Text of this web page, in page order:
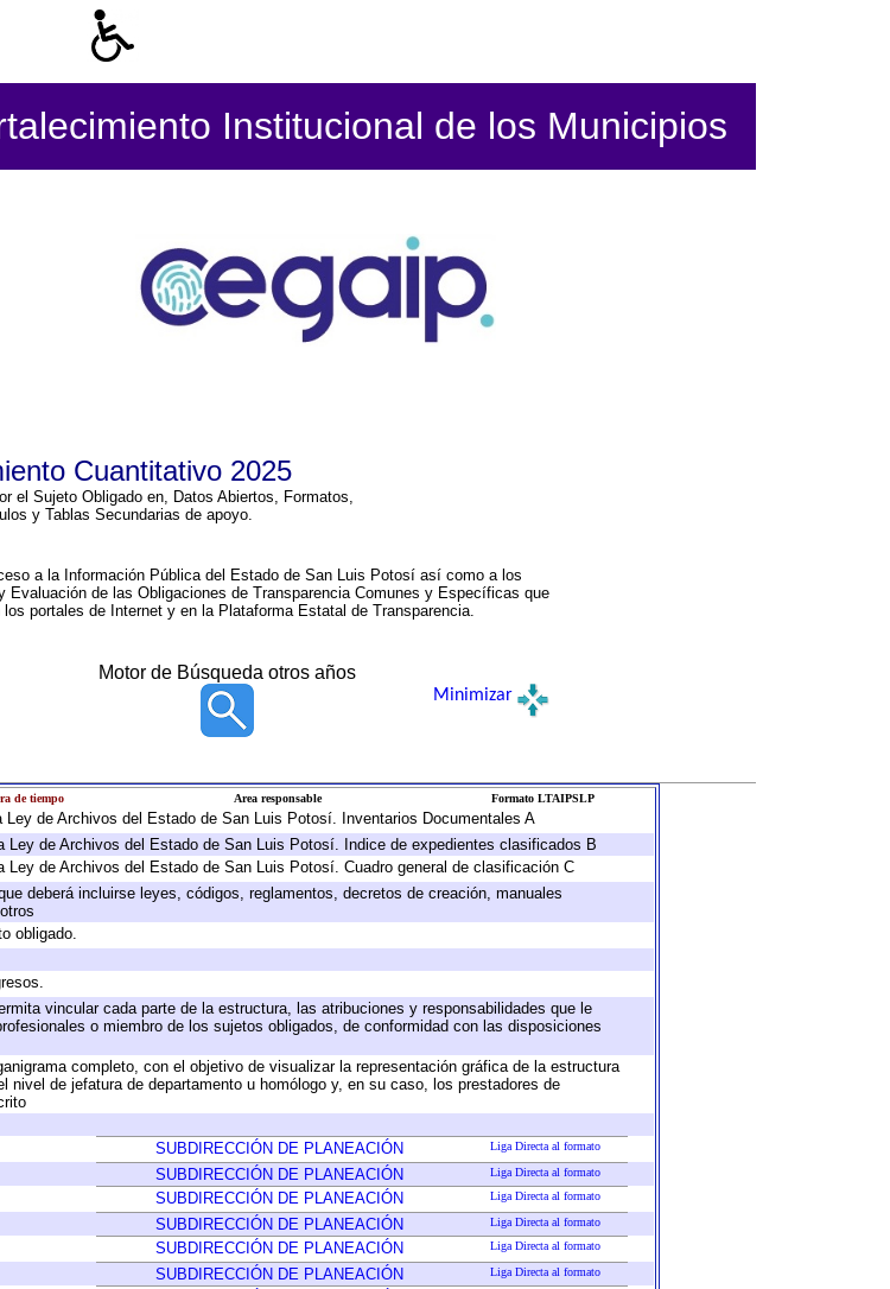
Institucional de los Municipios
Cuantitativo 2025
el Sujeto Obligado en, Datos Abiertos, Formatos,
y Tablas Secundarias de apoyo.
a la Información Pública del Estado de San Luis Potosí así como a los
Evaluación de las Obligaciones de Transparencia Comunes y Específicas que
portales de Internet y en la Plataforma Estatal de Transparencia.
Motor de Búsqueda otros años
Minimizar
de tiempo Area responsable Formato LTAIPSLP
de Archivos del Estado de San Luis Potosí. Inventarios Documentales A
de Archivos del Estado de San Luis Potosí. Indice de expedientes clasificados B
de Archivos del Estado de San Luis Potosí. Cuadro general de clasificación C
deberá incluirse leyes, códigos, reglamentos, decretos de creación, manuales
obligado.
vincular cada parte de la estructura, las atribuciones y responsabilidades que le
o miembro de los sujetos obligados, de conformidad con las disposiciones
completo, con el objetivo de visualizar la representación gráfica de la estructura
de jefatura de departamento u homólogo y, en su caso, los prestadores de
SUBDIRECCIÓN DE PLANEACIÓN Liga Directa al formato
SUBDIRECCIÓN DE PLANEACIÓN Liga Directa al formato
SUBDIRECCIÓN DE PLANEACIÓN Liga Directa al formato
SUBDIRECCIÓN DE PLANEACIÓN Liga Directa al formato
SUBDIRECCIÓN DE PLANEACIÓN Liga Directa al formato
SUBDIRECCIÓN DE PLANEACIÓN Liga Directa al formato